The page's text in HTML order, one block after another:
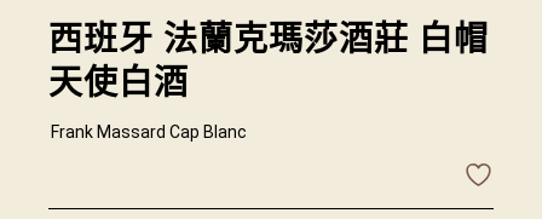
西班牙 法蘭克瑪莎酒莊 白帽
天使白酒
Frank Massard Cap Blanc